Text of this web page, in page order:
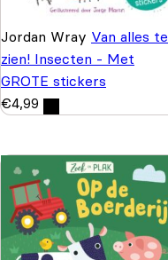
Jordan Wray Van alles te
zien! Insecten - Met
GROTE stickers
€4,99